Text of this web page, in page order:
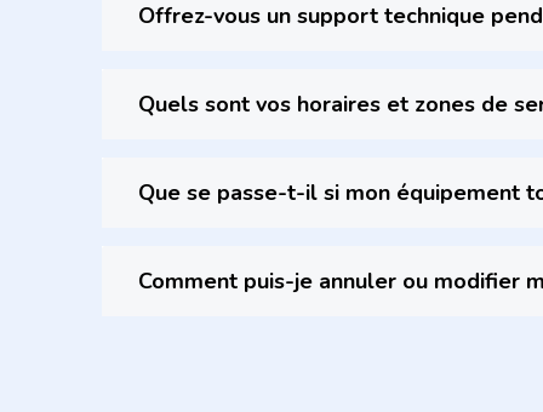
Offrez-vous un support technique
Quels sont vos horaires et zones de
Que se passe-t-il si mon équipement
Comment puis-je annuler ou modifier